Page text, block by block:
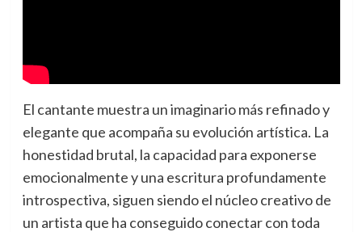
El cantante muestra un imaginario más refinado y
elegante que acompaña su evolución artística. La
honestidad brutal, la capacidad para exponerse
emocionalmente y una escritura profundamente
introspectiva, siguen siendo el núcleo creativo de
un artista que ha conseguido conectar con toda